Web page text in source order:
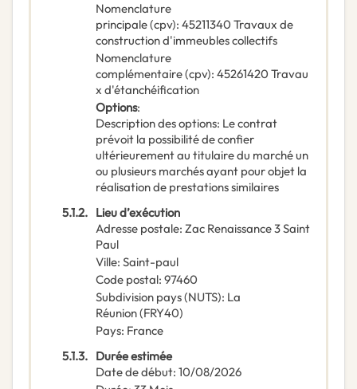
Nomenclature
principale(cpv): 45211340 Travaux de
construction d'immeubles collectifs
Nomenclature
complémentaire(cpv): 45261420 Travau
x d'étanchéification
Options:
Description des options: Le contrat
prévoit la possibilité de confier
ultérieurement au titulaire du marché un
ou plusieurs marchés ayant pour objet la
réalisation de prestations similaires
5.1.2. Lieu d’exécution
Adresse postale: Zac Renaissance 3 Saint
Paul
Ville: Saint-paul
Code postal: 97460
Subdivision pays (NUTS): La
Réunion(FRY40)
Pays: France
5.1.3. Durée estimée
Date de début: 10/08/2026